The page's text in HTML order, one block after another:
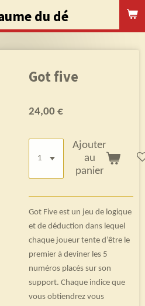
du dé
Got five
24,00 €
Ajouter
au
panier
Got Five est un jeu de logique
et de déduction dans lequel
chaque joueur tente d’être le
premier à deviner les 5
numéros placés sur son
support. Chaque indice que
vous obtiendrez vous